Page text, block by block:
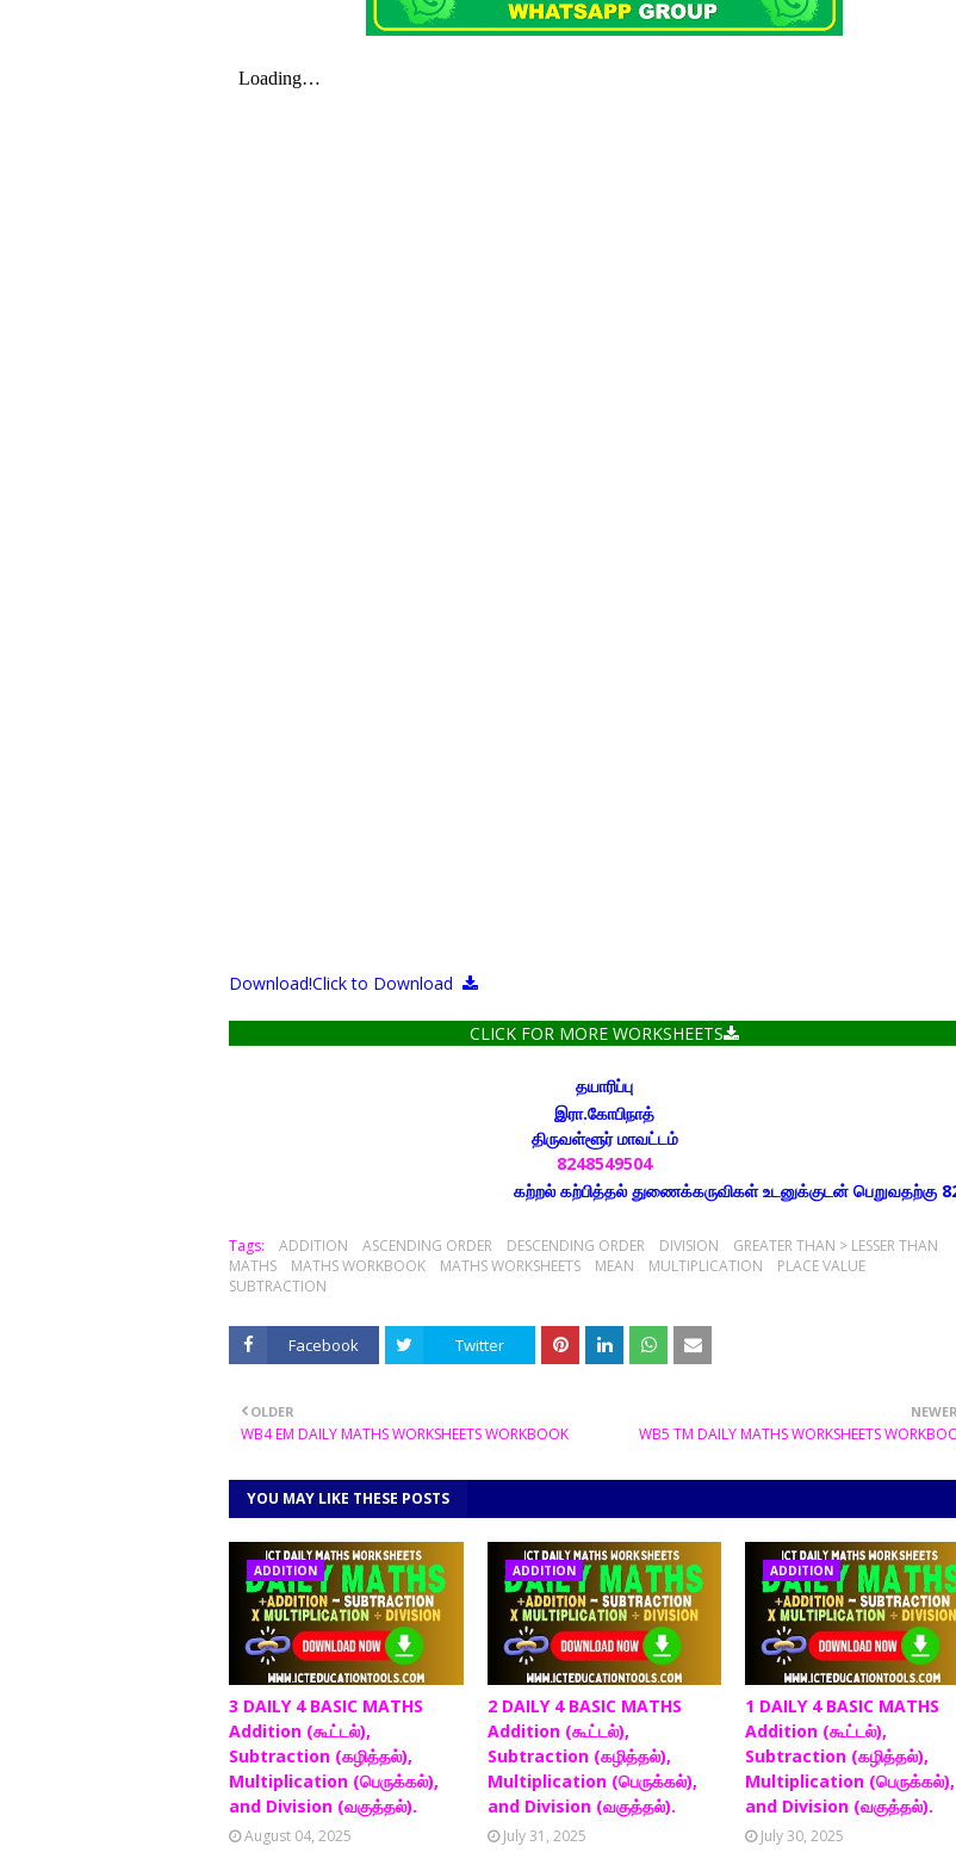
Download!Click to Download
CLICK FOR MORE WORKSHEETS
தயாரிப்பு
இரா.கோபிநாத்
திருவள்ளூர் மாவட்டம்
8248549504
கற்றல் கற்பித்தல் துணைக்கருவிகள் உடனுக்குடன் பெறுவதற்கு
Tags: ADDITION ASCENDING ORDER DESCENDING ORDER DIVISION
GREATER THAN > LESSER THAN
MATHS
MATHS WORKBOOK MATHS WORKSHEETS MEAN MULTIPLICATION
PLACE VALUE
SUBTRACTION
Facebook Twitter
NEWER
WB5 TM DAILY MATHS WORKSHEETS
OLDER
WB4 EM DAILY MATHS WORKSHEETS WORKBOOK
YOU MAY LIKE THESE POSTS
ADDITION
3 DAILY 4 BASIC MATHS
Addition (கூட்டல்),
Subtraction (கழித்தல்),
Multiplication (பெருக்கல்),
and Division (வகுத்தல்).
August 04, 2025
ADDITION
2 DAILY 4 BASIC MATHS
Addition (கூட்டல்),
Subtraction (கழித்தல்),
Multiplication (பெருக்கல்),
and Division (வகுத்தல்).
July 31, 2025
ADDITION
1 DAILY 4 BASIC MATHS
Addition (கூட்டல்),
Subtraction (கழித்தல்),
Multiplication (பெருக்கல்),
and Division (வகுத்தல்).
July 30, 2025